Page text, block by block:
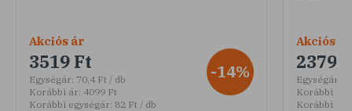
Akciós ár
3519 Ft
Egységár: 70,4 Ft / db
Korábbi ár: 4099 Ft
Korábbi egységár: 82 Ft / db
-14%
Akciós ár
2379
Egységár:
Korábbi ár:
Korábbi